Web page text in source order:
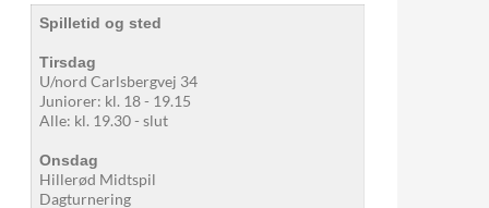
Spilletid og sted
Tirsdag
U/nord Carlsbergvej 34
Juniorer: kl. 18 - 19.15
Alle: kl. 19.30 - slut
Onsdag
Hillerød Midtspil
Dagturnering